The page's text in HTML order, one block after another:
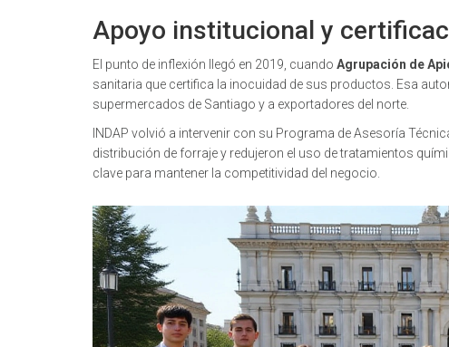
Apoyo institucional y
El punto de inflexión llegó en 2019, cuando Agrupación de
sanitaria que certifica la inocuidad de sus productos. Esa
supermercados de Santiago y a exportadores del norte.
INDAP volvió a intervenir con su Programa de Asesoría
distribución de forraje y redujeron el uso de tratamientos
clave para mantener la competitividad del negocio.